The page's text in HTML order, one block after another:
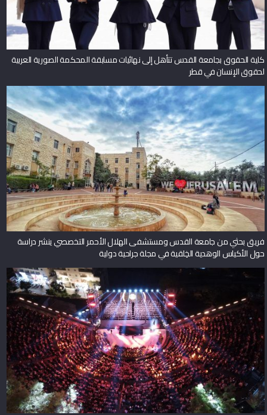
كلية الحقوق بجامعة القدس تتأهل إلى نهائيات مسابقة المحكمة الصورية العربية
لحقوق الإنسان في قطر
فريق بحثي من جامعة القدس ومستشفى الهلال الأحمر التخصصي ينشر دراسة
حول الأكياس الوهدية الخِلقية في مجلة جراحية دولية